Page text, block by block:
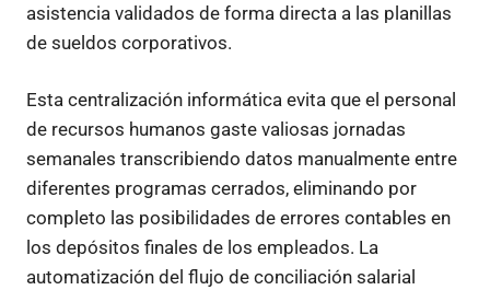
asistencia validados de forma directa a las planillas
de sueldos corporativos.
Esta centralización informática evita que el personal
de recursos humanos gaste valiosas jornadas
semanales transcribiendo datos manualmente entre
diferentes programas cerrados, eliminando por
completo las posibilidades de errores contables en
los depósitos finales de los empleados. La
automatización del flujo de conciliación salarial